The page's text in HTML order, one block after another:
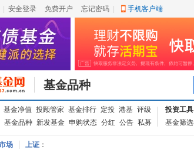
安全登录 免费开户 忘记密码 手机客户端
基金品种
基金净值 投顾管家 基金排行 定投 港基 评级
基金品种 新发基金 申购状态 分红 公告 私募
投资工具
基金筛选
场 上证：